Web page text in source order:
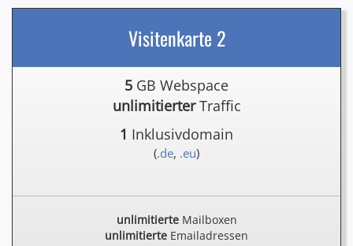
Visitenkarte 2
5 GB Webspace
unlimitierterTraffic
1 Inklusivdomain
(.de, .eu)
unlimitierteMailboxen
unlimitierte Emailadressen